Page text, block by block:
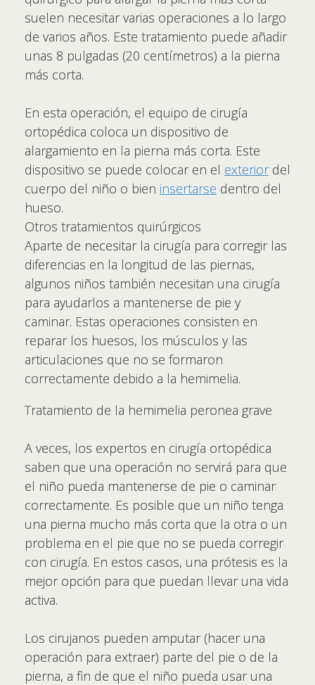
suelen necesitar varias operaciones a lo largo
de varios años. Este tratamiento puede añadir
unas 8 pulgadas (20 centímetros) a la pierna
más corta.
En esta operación, el equipo de cirugía
ortopédica coloca un dispositivo de
alargamiento en la pierna más corta. Este
dispositivo se puede colocar en el exteriordel
cuerpo del niño o bien insertarse dentro del
hueso.
Otros tratamientos quirúrgicos
Aparte de necesitar la cirugía para corregir las
diferencias en la longitud de las piernas,
algunos niños también necesitan una cirugía
para ayudarlos a mantenerse de pie y
caminar. Estas operaciones consisten en
reparar los huesos, los músculos y las
articulaciones que no se formaron
correctamente debido a la hemimelia.
Tratamiento de la hemimelia peronea grave
A veces, los expertos en cirugía ortopédica
saben que una operación no servirá para que
el niño pueda mantenerse de pie o caminar
correctamente. Es posible que un niño tenga
una pierna mucho más corta que la otra o un
problema en el pie que no se pueda corregir
con cirugía. En estos casos, una prótesis es la
mejor opción para que puedan llevar una vida
activa.
Los cirujanos pueden amputar (hacer una
operación para extraer) parte del pie o de la
pierna, a fin de que el niño pueda usar una